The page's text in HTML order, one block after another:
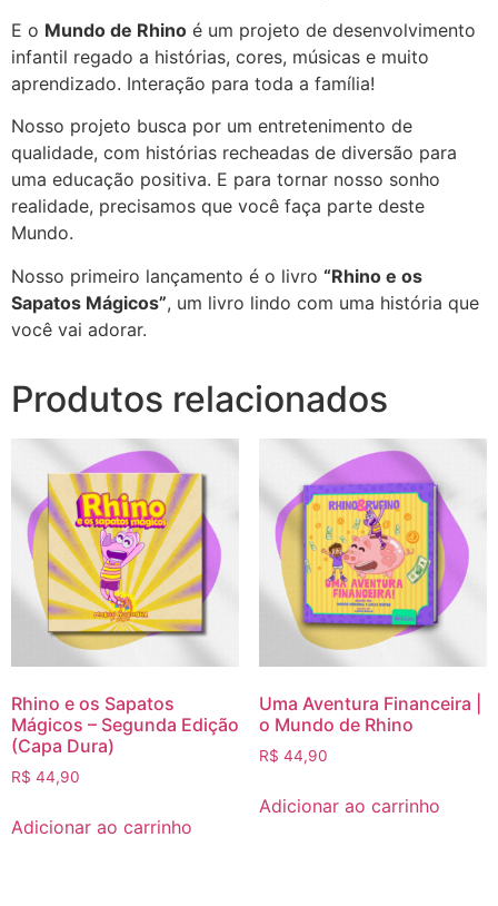
E o Mundo de Rhino é um projeto de desenvolvimento
infantil regado a histórias, cores, músicas e muito
aprendizado. Interação para toda a família!
Nosso projeto busca por um entretenimento de
qualidade, com histórias recheadas de diversão para
uma educação positiva. E para tornar nosso sonho
realidade, precisamos que você faça parte deste
Mundo.
Nosso primeiro lançamento é o livro “Rhino e os
Sapatos Mágicos”, um livro lindo com uma história que
você vai adorar.
Produtos relacionados
Rhino e os Sapatos
Mágicos – Segunda Edição
(Capa Dura)
R$ 44,90
Adicionar ao carrinho
Uma Aventura Financeira |
o Mundo de Rhino
R$ 44,90
Adicionar ao carrinho